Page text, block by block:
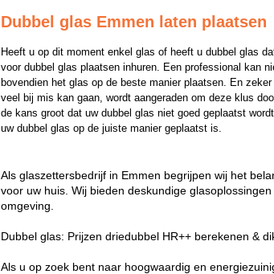
Dubbel glas Emmen laten plaatsen
Heeft u op dit moment enkel glas of heeft u dubbel glas
voor dubbel glas plaatsen inhuren. Een professional kan
bovendien het glas op de beste manier plaatsen. En
veel bij mis kan gaan, wordt aangeraden om deze klus
de kans groot dat uw dubbel glas niet goed geplaatst
uw dubbel glas op de juiste manier geplaatst is.
Als glaszettersbedrijf in Emmen begrijpen wij het
voor uw huis. Wij bieden deskundige
omgeving.
Dubbel glas: Prijzen driedubbel HR++ berekenen &
Als u op zoek bent naar hoogwaardig en